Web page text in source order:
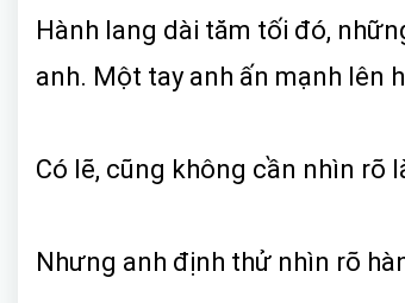
Hành lang dài tăm tối đó,
anh. Một tay anh ấn mạnh lên
Có lẽ, cũng không cần nhìn rõ
Nhưng anh định thử nhìn rõ